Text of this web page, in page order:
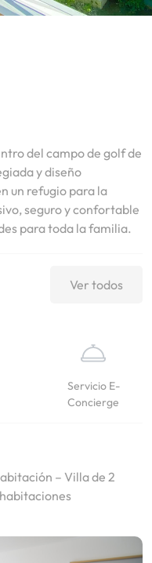
del campo de golf de
y diseño
un refugio para la
seguro y confortable
para toda la familia.
Ver todos
Servicio E-
Concierge
– Villa de 2